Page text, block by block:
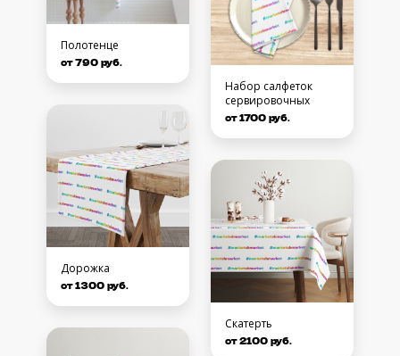
Полотенце
от 790 руб.
Дорожка
от 1300 руб.
Набор салфеток
сервировочных
от 1700 руб.
Скатерть
от 2100 руб.